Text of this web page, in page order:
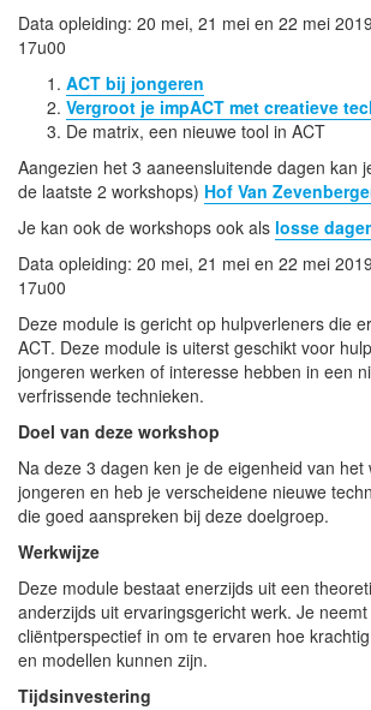
Data opleiding: 20 mei, 21 mei en 22 mei
17u00
ACT bij jongeren
Vergroot je impACT met creatieve
De matrix, een nieuwe tool in ACT
Aangezien het 3 aaneensluitende dagen kan
de laatste 2 workshops) Hof Van
Je kan ook de workshops ook als losse
Data opleiding: 20 mei, 21 mei en 22 mei
17u00
Deze module is gericht op hulpverleners die
ACT. Deze module is uiterst geschikt voor
jongeren werken of interesse hebben in een
verfrissende technieken.
Doel van deze workshop
Na deze 3 dagen ken je de eigenheid van het
jongeren en heb je verscheidene nieuwe
die goed aanspreken bij deze doelgroep.
Werkwijze
Deze module bestaat enerzijds uit een
anderzijds uit ervaringsgericht werk. Je
cliëntperspectief in om te ervaren hoe
en modellen kunnen zijn.
Tijdsinvestering